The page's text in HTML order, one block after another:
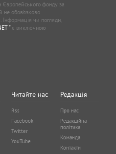
фонду за
не обов’язково
Інформація чи погляди,
"є виключною
Читайте нас
Rss
Facebook
Twitter
YouTube
Редакція
Про нас
Редакційна
політика
Команда
Контакти